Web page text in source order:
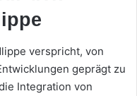
verspricht, von
geprägt zu
Integration von